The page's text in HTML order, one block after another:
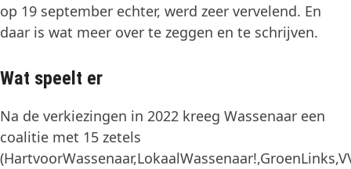
op 19 september echter, werd zeer vervelend. En
daar is wat meer over te zeggen en te schrijven.
Wat speelt er
Na de verkiezingen in 2022 kreeg Wassenaar een
coalitie met 15 zetels